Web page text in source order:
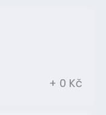
+ 0 Kč